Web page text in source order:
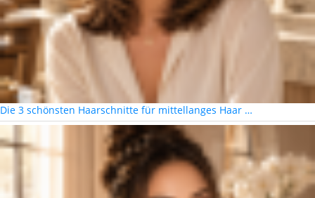
Die 3 schönsten Haarschnitte für mittellanges Haar …